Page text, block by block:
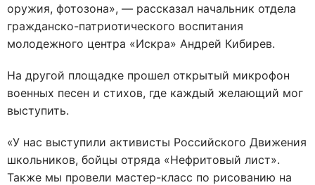
оружия, фотозона», — рассказал начальник отдела
гражданско-патриотического воспитания
молодежного центра «Искра» Андрей Кибирев.
На другой площадке прошел открытый микрофон
военных песен и стихов, где каждый желающий мог
выступить.
«У нас выступили активисты Российского Движения
школьников, бойцы отряда «Нефритовый лист».
Также мы провели мастер-класс по рисованию на